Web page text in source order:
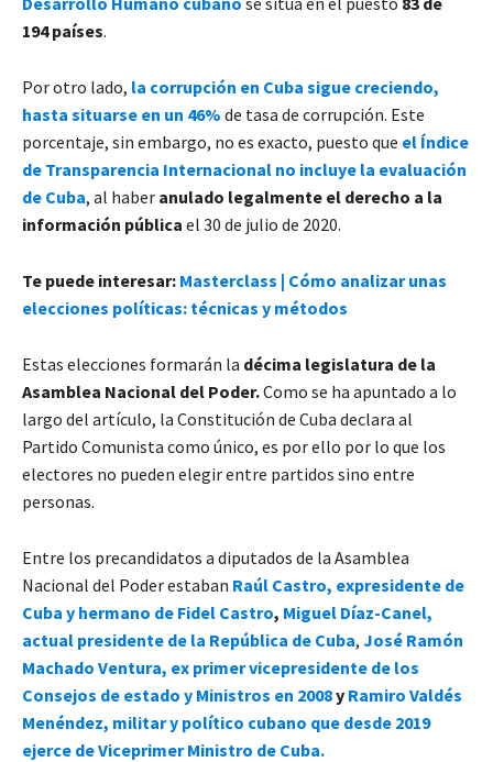
194 países.
Por otro lado, la corrupción en Cuba sigue creciendo,
hasta situarse en un 46% de tasa de corrupción. Este
porcentaje, sin embargo, no es exacto, puesto que el Índice
de Transparencia Internacional no incluye la evaluación
de Cuba, al haber anulado legalmente el derecho a la
información pública el 30 de julio de 2020.
Te puede interesar: Masterclass | Cómo analizar unas
elecciones políticas: técnicas y métodos
Estas elecciones formarán la décima legislatura de la
Asamblea Nacional del Poder.Como se ha apuntado a lo
largo del artículo, la Constitución de Cuba declara al
Partido Comunista como único, es por ello por lo que los
electores no pueden elegir entre partidos sino entre
personas.
Entre los precandidatos a diputados de la Asamblea
Nacional del Poder estaban Raúl Castro, expresidente de
Cuba y hermano de Fidel Castro, Miguel Díaz-Canel,
actual presidente de la República de Cuba, José Ramón
Machado Ventura, ex primer vicepresidente de los
Consejos de estado y Ministros en 2008y Ramiro Valdés
Menéndez, militar y político cubano que desde 2019
ejerce de Viceprimer Ministro de Cuba.